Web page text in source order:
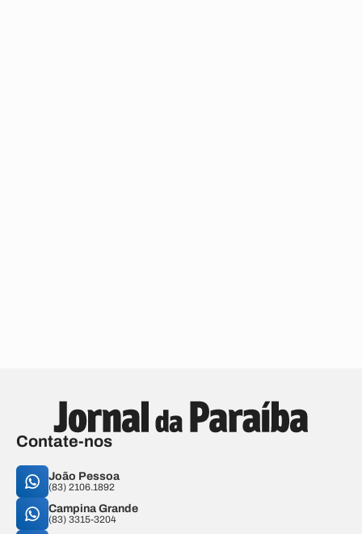
Contate-nos
João Pessoa
(83) 2106.1892
Campina Grande
(83) 3315-3204